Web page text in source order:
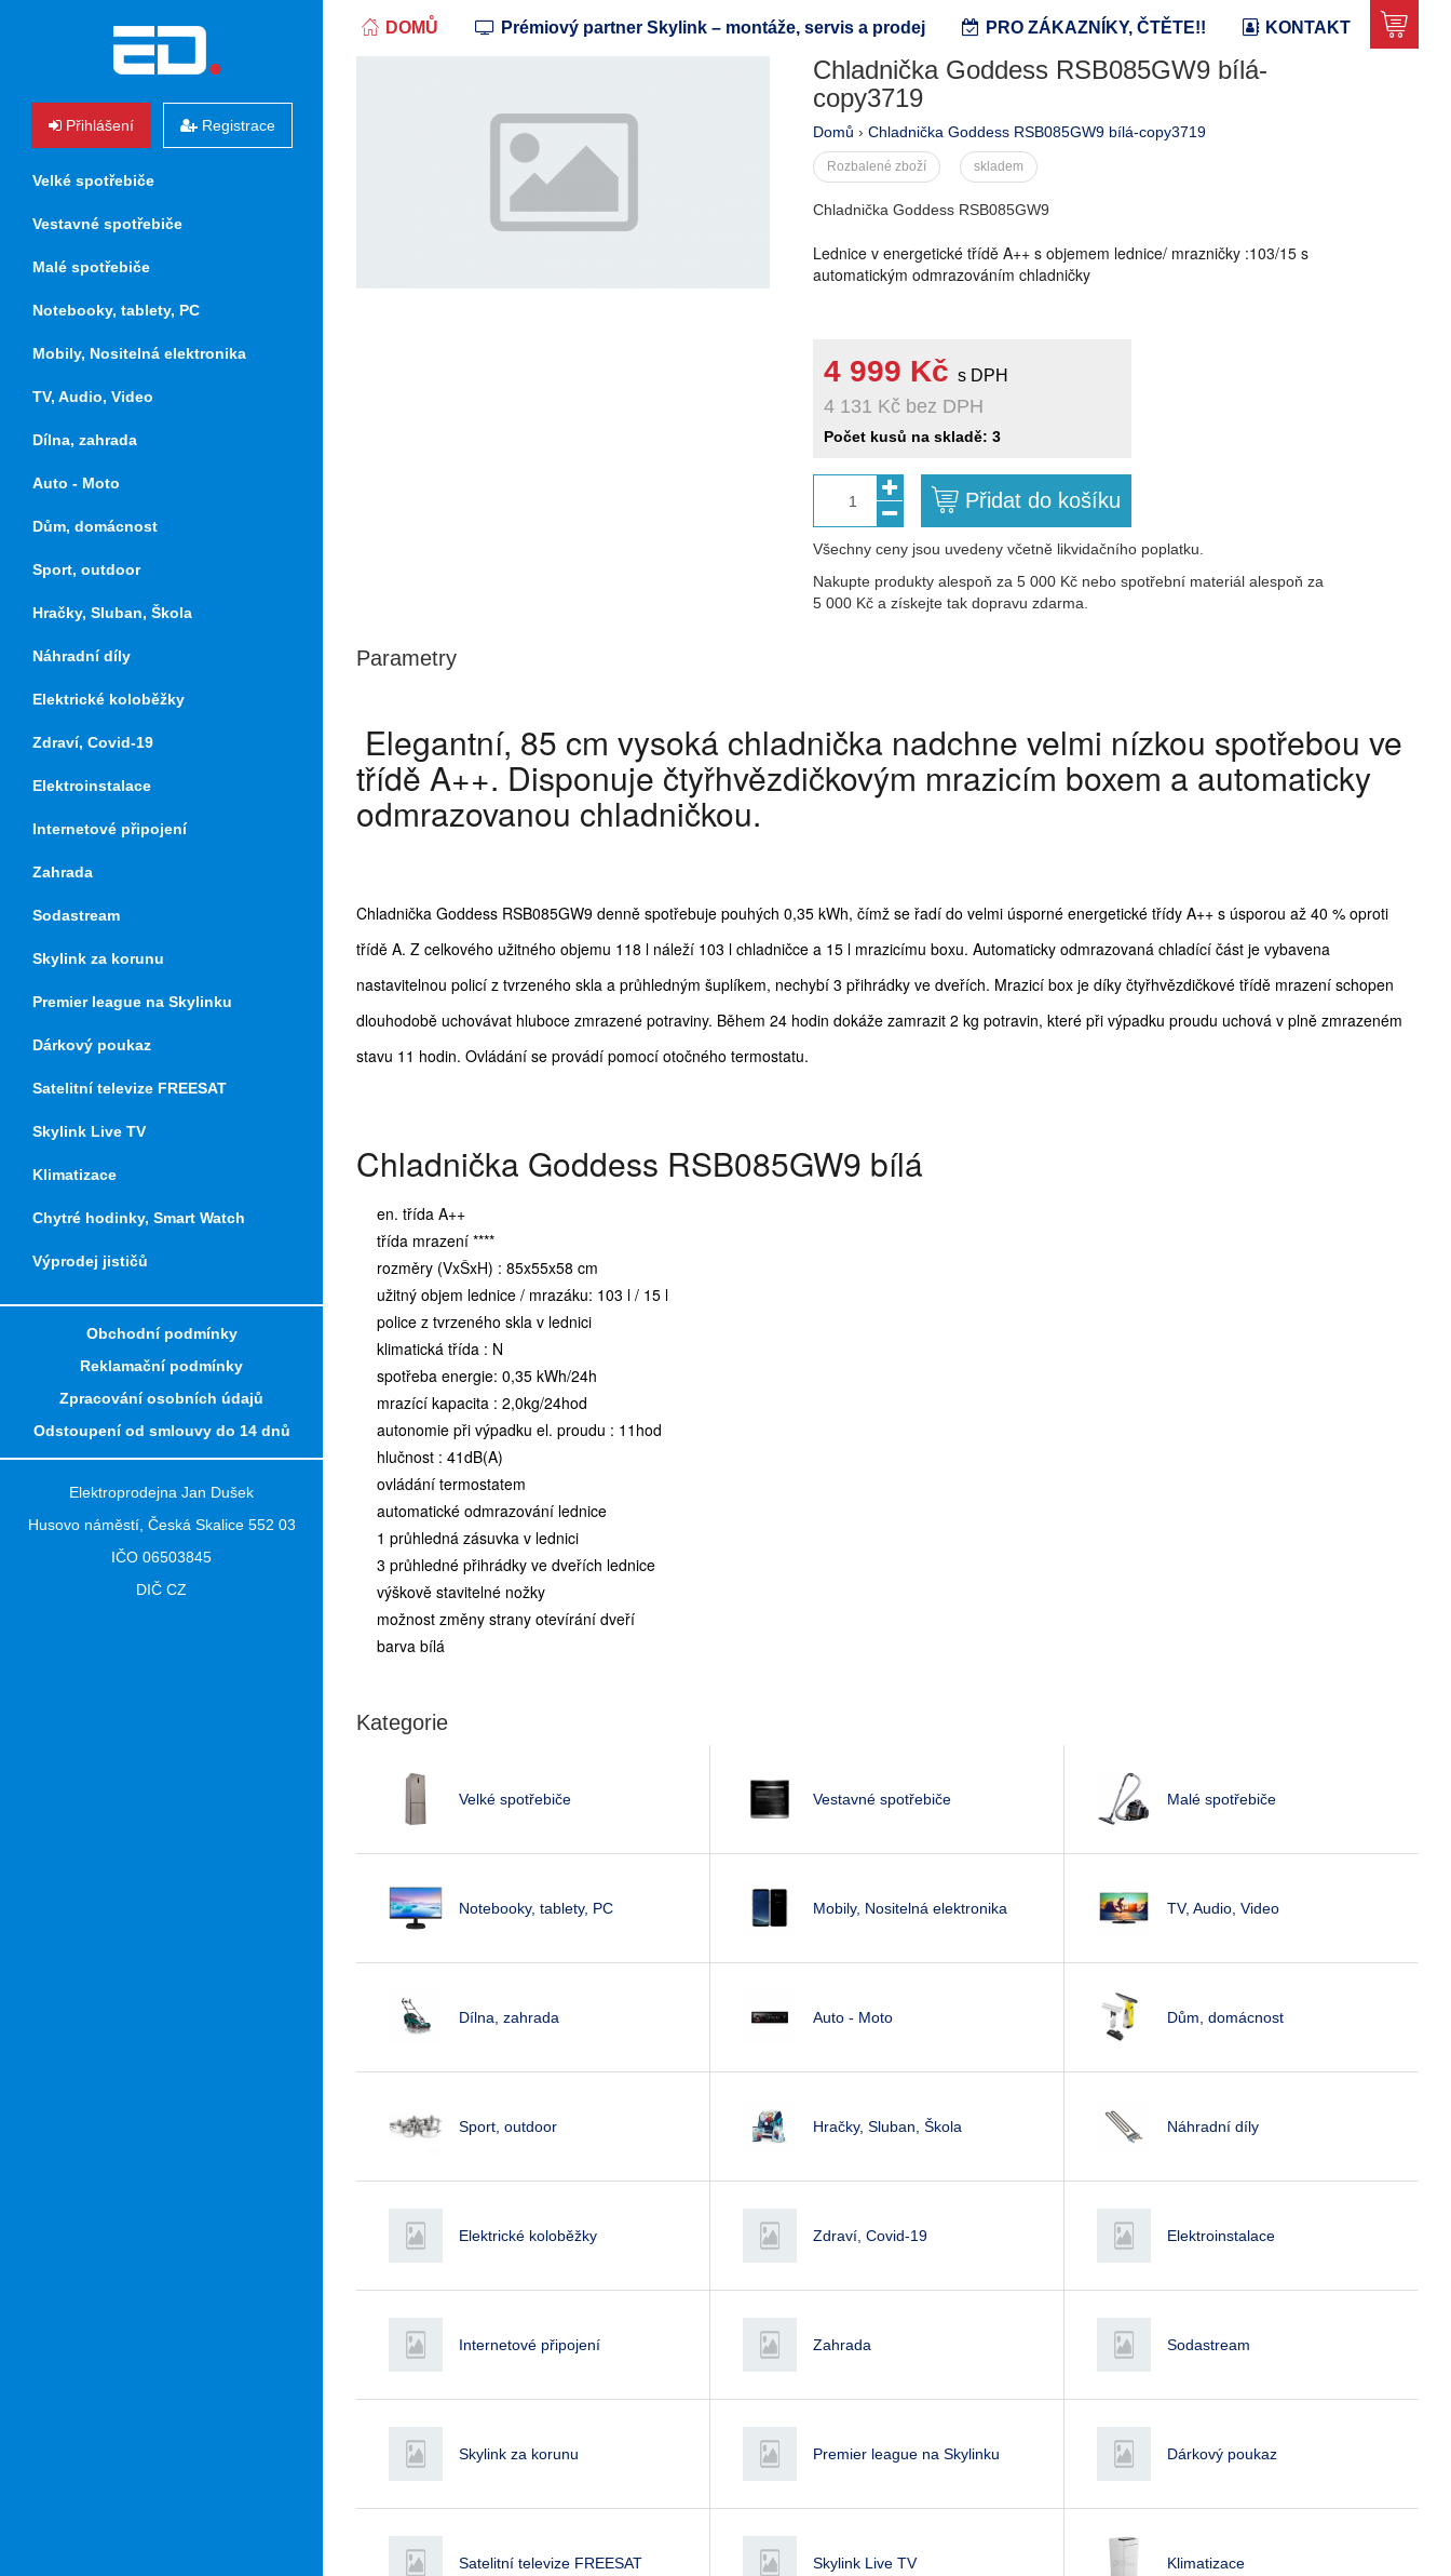
Přihlášení Registrace
Velké spotřebiče
Vestavné spotřebiče
Malé spotřebiče
Notebooky, tablety, PC
Mobily, Nositelná elektronika
TV, Audio, Video
Dílna, zahrada
Auto - Moto
Dům, domácnost
Sport, outdoor
Hračky, Sluban, Škola
Náhradní díly
Elektrické koloběžky
Zdraví, Covid-19
Elektroinstalace
Internetové připojení
Zahrada
Sodastream
Skylink za korunu
Premier league na Skylinku
Dárkový poukaz
Satelitní televize FREESAT
Skylink Live TV
Klimatizace
Chytré hodinky, Smart Watch
Výprodej jističů
Obchodní podmínky
Reklamační podmínky
Zpracování osobních údajů
Odstoupení od smlouvy do 14 dnů
Elektroprodejna Jan Dušek
Husovo náměstí, Česká Skalice 552 03
IČO 06503845
DIČ CZ
DOMŮ Prémiový partner Skylink – montáže, servis a prodej PRO ZÁKAZNÍKY, ČTĚTE!! KONTAKT
Chladnička Goddess RSB085GW9 bílá-
copy3719
Domů › Chladnička Goddess RSB085GW9 bílá-copy3719
Rozbalené zboží skladem
Chladnička Goddess RSB085GW9
Lednice v energetické třídě A++ s objemem lednice/ mrazničky :103/15 s
automatickým odmrazováním chladničky
4 999 Kč s DPH
4 131 Kč bez DPH
Počet kusů na skladě: 3
1 Přidat do košíku
Všechny ceny jsou uvedeny včetně likvidačního poplatku.
Nakupte produkty alespoň za 5 000 Kč nebo spotřební materiál alespoň za
5 000 Kč a získejte tak dopravu zdarma.
Parametry
Elegantní, 85 cm vysoká chladnička nadchne velmi nízkou spotřebou ve
třídě A++. Disponuje čtyřhvězdičkovým mrazicím boxem a automaticky
odmrazovanou chladničkou.
Chladnička Goddess RSB085GW9 denně spotřebuje pouhých 0,35 kWh, čímž se řadí do velmi úsporné energetické třídy A++ s úsporou až 40 % oproti
třídě A. Z celkového užitného objemu 118 l náleží 103 l chladničce a 15 l mrazicímu boxu. Automaticky odmrazovaná chladící část je vybavena
nastavitelnou policí z tvrzeného skla a průhledným šuplíkem, nechybí 3 přihrádky ve dveřích. Mrazicí box je díky čtyřhvězdičkové třídě mrazení schopen
dlouhodobě uchovávat hluboce zmrazené potraviny. Během 24 hodin dokáže zamrazit 2 kg potravin, které při výpadku proudu uchová v plně zmrazeném
stavu 11 hodin. Ovládání se provádí pomocí otočného termostatu.
Chladnička Goddess RSB085GW9 bílá
en. třída A++
třída mrazení ****
rozměry (VxŠxH) : 85x55x58 cm
užitný objem lednice / mrazáku: 103 l / 15 l
police z tvrzeného skla v lednici
klimatická třída : N
spotřeba energie: 0,35 kWh/24h
mrazící kapacita : 2,0kg/24hod
autonomie při výpadku el. proudu : 11hod
hlučnost : 41dB(A)
ovládání termostatem
automatické odmrazování lednice
1 průhledná zásuvka v lednici
3 průhledné přihrádky ve dveřích lednice
výškově stavitelné nožky
možnost změny strany otevírání dveří
barva bílá
Kategorie
Velké spotřebiče Vestavné spotřebiče Malé spotřebiče
Notebooky, tablety, PC Mobily, Nositelná elektronika TV, Audio, Video
Dílna, zahrada Auto - Moto Dům, domácnost
Sport, outdoor Hračky, Sluban, Škola Náhradní díly
Elektrické koloběžky Zdraví, Covid-19 Elektroinstalace
Internetové připojení Zahrada Sodastream
Skylink za korunu Premier league na Skylinku Dárkový poukaz
Satelitní televize FREESAT Skylink Live TV Klimatizace